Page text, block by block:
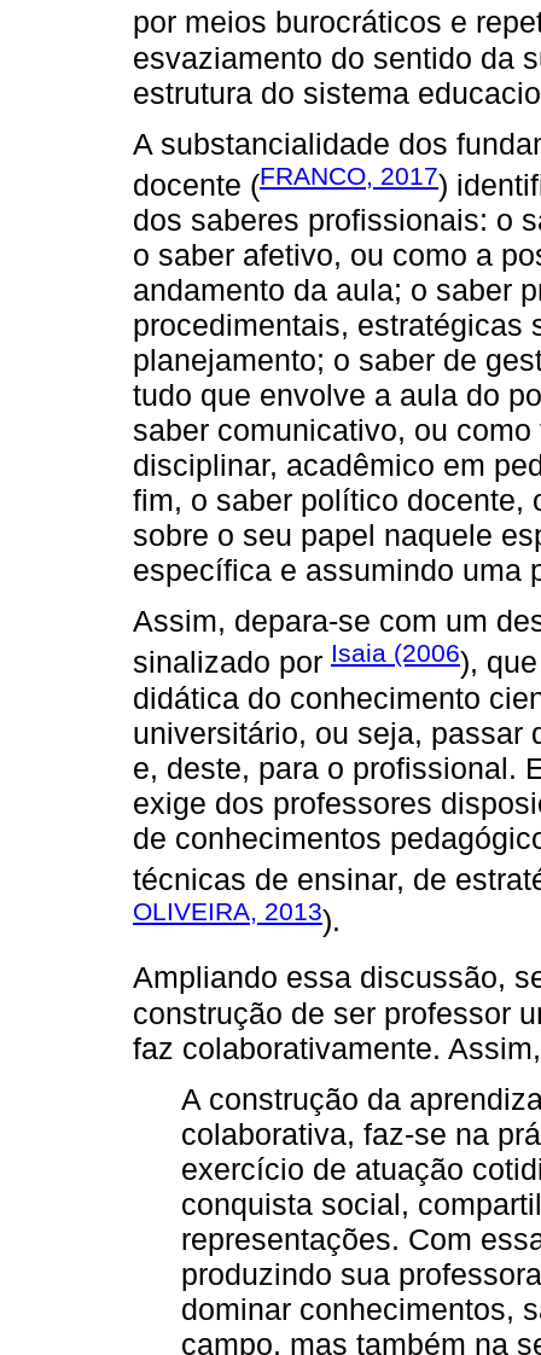
por meios burocráticos e
esvaziamento do sentido da
estrutura do sistema
A substancialidade dos
docente (FRANCO, 2017)
dos saberes profissionais: o
o saber afetivo, ou como a
andamento da aula; o saber
procedimentais, estratégicas
planejamento; o saber de
tudo que envolve a aula do
saber comunicativo, ou
disciplinar, acadêmico em
fim, o saber político docente,
sobre o seu papel naquele
específica e assumindo uma
Assim, depara-se com um
sinalizado por Isaia (2006),
didática do conhecimento
universitário, ou seja, passar
e, deste, para o profissional.
exige dos professores
de conhecimentos
técnicas de ensinar, de
OLIVEIRA, 2013).
Ampliando essa discussão,
construção de ser professor
faz colaborativamente. Assim,
A construção da
colaborativa, faz-se na
exercício de atuação
conquista social,
representações. Com
produzindo sua
dominar conhecimentos,
campo, mas também na